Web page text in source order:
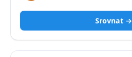
Srovnat →